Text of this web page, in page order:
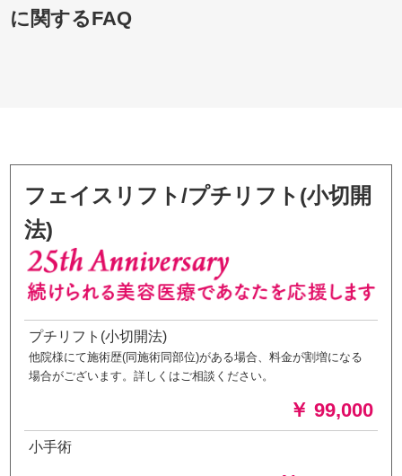
に関するFAQ
フェイスリフト/プチリフト(小切開
法)
プチリフト(小切開法)
他院様にて施術歴(同施術同部位)がある場合、料金が割増になる
場合がございます。詳しくはご相談ください。
￥ 99,000
小手術